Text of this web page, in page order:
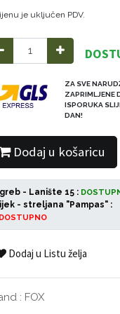
je uključen PDV.
ZA SVE
ZAPRIMLJENE
ISPORUKA
DAN!
Dodaj u košaricu
- Lanište 15 :
- streljana "Pampas" :
Dodaj u Listu želja
: FOX